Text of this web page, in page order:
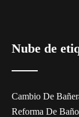
Nube de
Cambio De
Reforma De